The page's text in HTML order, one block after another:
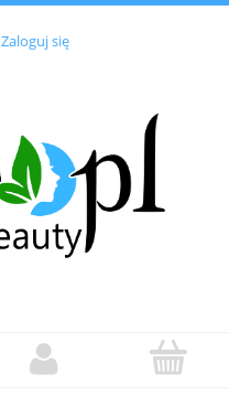
Zaloguj się